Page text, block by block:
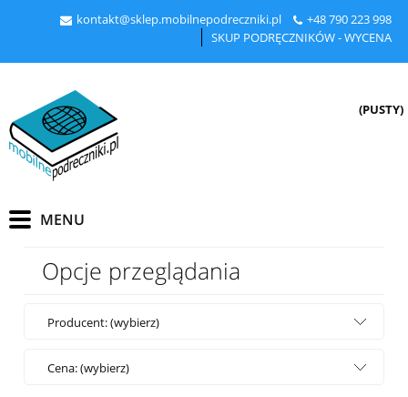
kontakt@sklep.mobilnepodreczniki.pl +48790 223 998
SKUP PODRĘCZNIKÓW - WYCENA
(PUSTY)
Opcje przeglądania
Producent: (wybierz)
Cena: (wybierz)